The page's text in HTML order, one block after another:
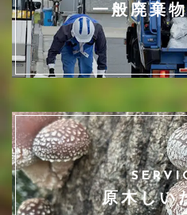
一般廃棄
原木しい